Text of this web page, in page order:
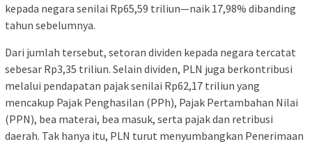
kepada negara senilai Rp65,59 triliun—naik 17,98% dibanding
tahun sebelumnya.
Dari jumlah tersebut, setoran dividen kepada negara tercatat
sebesar Rp3,35 triliun. Selain dividen, PLN juga berkontribusi
melalui pendapatan pajak senilai Rp62,17 triliun yang
mencakup Pajak Penghasilan (PPh), Pajak Pertambahan Nilai
(PPN), bea materai, bea masuk, serta pajak dan retribusi
daerah. Tak hanya itu, PLN turut menyumbangkan Penerimaan